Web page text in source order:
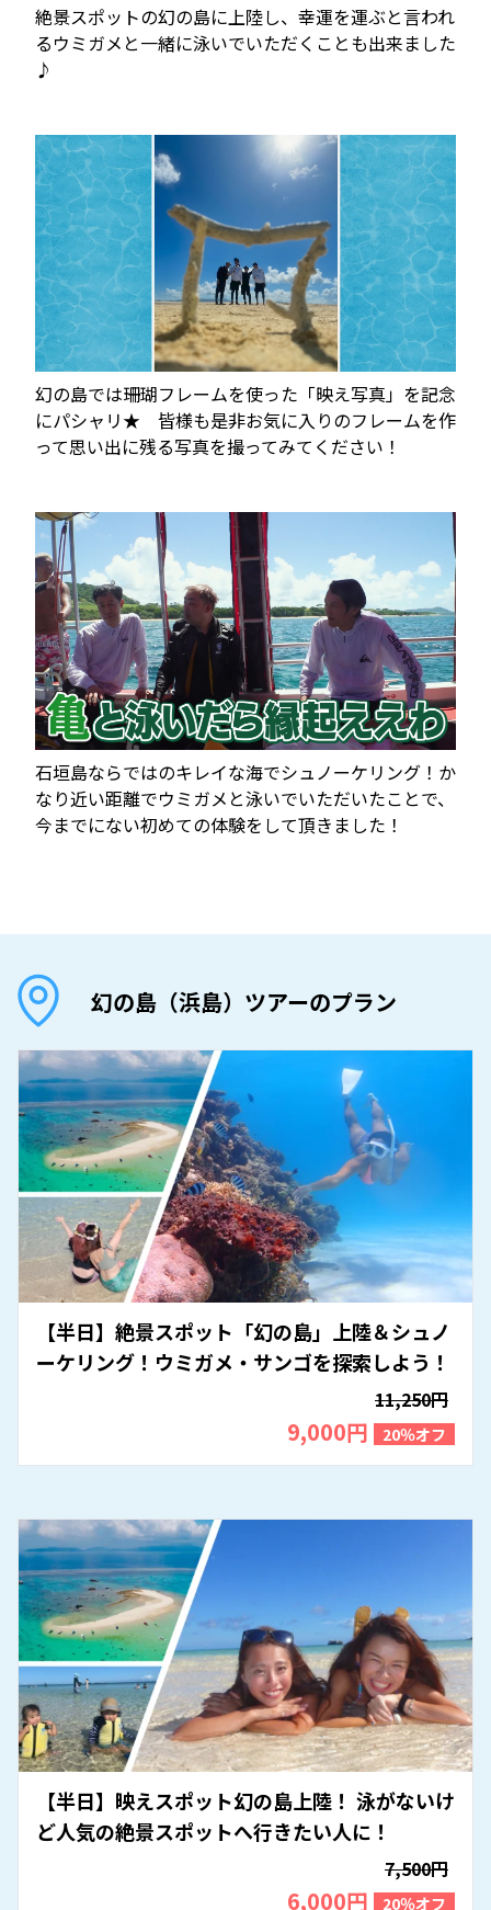
Loading...
絶景スポットの幻の島に上陸し、幸運を運ぶと言われ
るウミガメと一緒に泳いでいただくことも出来ました
♪
幻の島では珊瑚フレームを使った「映え写真」を記念
にパシャリ★ 皆様も是非お気に入りのフレームを作
って思い出に残る写真を撮ってみてください！
石垣島ならではのキレイな海でシュノーケリング！か
なり近い距離でウミガメと泳いでいただいたことで、
今までにない初めての体験をして頂きました！
幻の島（浜島）ツアーのプラン
【半日】絶景スポット「幻の島」上陸＆シュノ
ーケリング！ウミガメ・サンゴを探索しよう！
11,250円
9,000円 20％オフ
【半日】映えスポット幻の島上陸！ 泳がないけ
ど人気の絶景スポットへ行きたい人に！
7,500円
6,000円 20％オフ